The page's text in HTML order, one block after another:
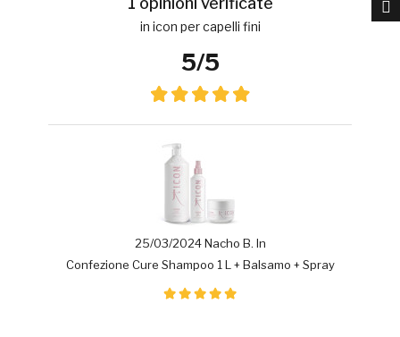
in icon per capelli fini
5/5
25/03/2024 Nacho B. In
Confezione Cure Shampoo 1 L + Balsamo + Spray